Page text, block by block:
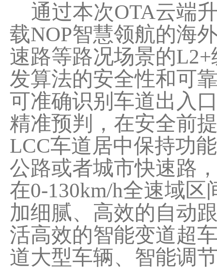
通过本次OTA云端
载NOP智慧领航的海
速路等路况场景的
发算法的安全性和可
可准确识别车道出入
精准预判，在安全前
LCC车道居中保持功
公路或者城市快速路
在0-130km/h全速域
加细腻、高效的自动
活高效的智能变道超
道大型车辆、智能调